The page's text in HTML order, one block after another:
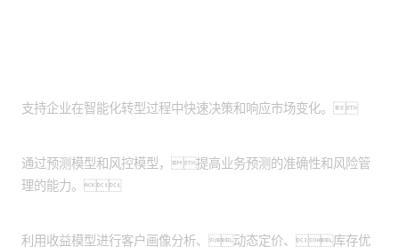
支持企业在智能化转型过程中快速决策和响应市场变化。
通过预测模型和风控模型，提高业务预测的准确性和风险管
理的能力。
利用收益模型进行客户画像分析、动态定价、库存优